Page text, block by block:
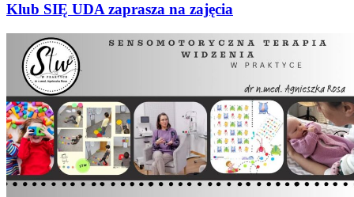
Klub SIĘ UDA zaprasza na zajęcia